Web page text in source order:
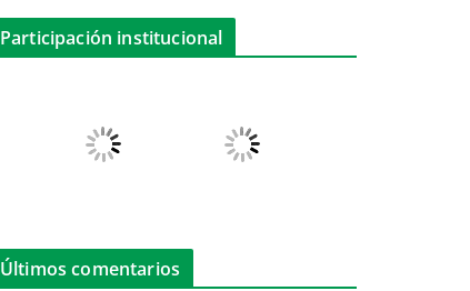
Participación institucional
Últimos comentarios